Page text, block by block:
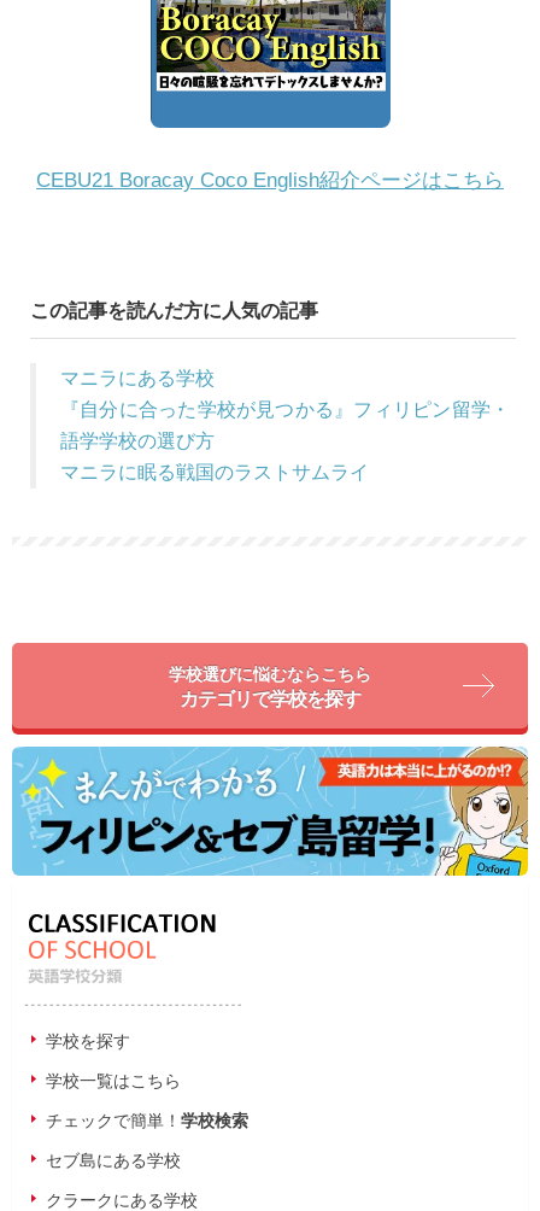
CEBU21 Boracay Coco English紹介ページはこちら
この記事を読んだ方に人気の記事
マニラにある学校
『自分に合った学校が見つかる』フィリピン留学・
語学学校の選び方
マニラに眠る戦国のラストサムライ
学校選びに悩むならこちら
カテゴリで学校を探す
学校を探す
学校一覧はこちら
チェックで簡単！ 学校検索
セブ島にある学校
クラークにある学校